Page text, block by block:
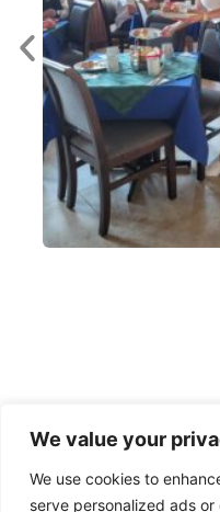
We value your
We use cookies to
serve personalized ads